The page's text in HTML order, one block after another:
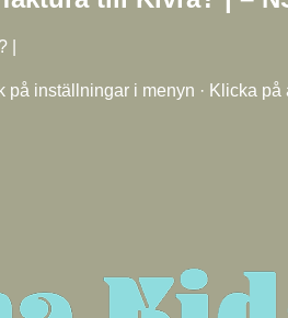
|
inställningar i menyn · Klicka på